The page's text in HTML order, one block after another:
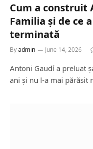
Cum a construit
Familia și de ce
terminată
Byadmin June 14, 2026
Antoni Gaudí a preluat
ani și nu l-a mai părăsit